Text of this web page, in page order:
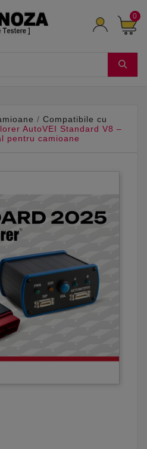
0
Compatibile cu
AutoVEI Standard V8 –
pentru camioane